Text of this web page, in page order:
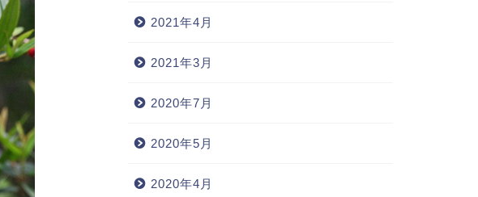
2021年4月
2021年3月
2020年7月
2020年5月
2020年4月